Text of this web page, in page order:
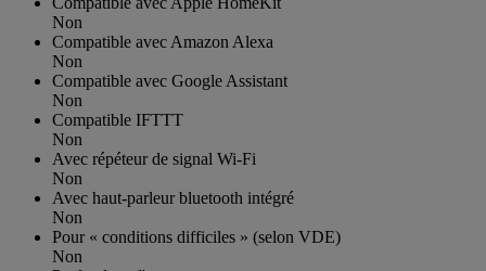
Non
Compatible avec Amazon Alexa
Non
Compatible avec Google Assistant
Non
Compatible IFTTT
Non
Avec répéteur de signal Wi-Fi
Non
Avec haut-parleur bluetooth intégré
Non
Pour « conditions difficiles » (selon VDE)
Non